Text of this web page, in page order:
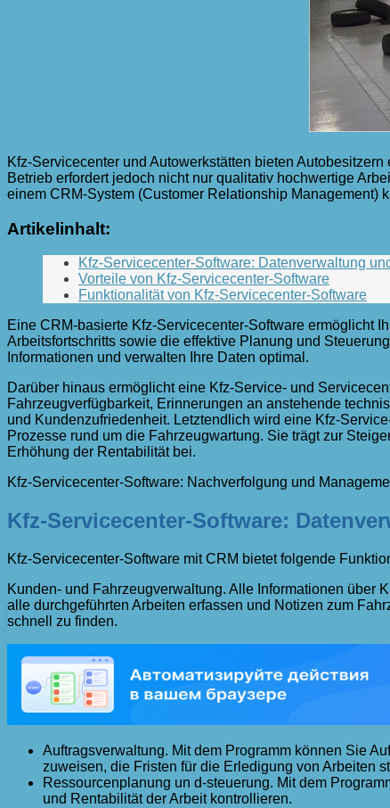
Kfz-Servicecenter und Autowerkstätten bieten
Betrieb erfordert jedoch nicht nur qualitativ hochwertige
einem CRM-System (Customer Relationship Management)
Artikelinhalt:
Kfz-Servicecenter-Software: Datenverwaltung
Vorteile von Kfz-Servicecenter-Software
Funktionalität von Kfz-Servicecenter-Software
Eine CRM-basierte Kfz-Servicecenter-Software ermöglicht
Arbeitsfortschritts sowie die effektive Planung und
Informationen und verwalten Ihre Daten optimal.
Darüber hinaus ermöglicht eine Kfz-Service- und
Fahrzeugverfügbarkeit, Erinnerungen an anstehende
und Kundenzufriedenheit. Letztendlich wird eine Kfz-
Prozesse rund um die Fahrzeugwartung. Sie trägt zur
Erhöhung der Rentabilität bei.
Kfz-Servicecenter-Software: Nachverfolgung und
Kfz-Servicecenter-Software:
Kfz-Servicecenter-Software mit CRM bietet folgende
Kunden- und Fahrzeugverwaltung. Alle Informationen über
alle durchgeführten Arbeiten erfassen und Notizen zum
schnell zu finden.
Auftragsverwaltung. Mit dem Programm können Sie
zuweisen, die Fristen für die Erledigung von Arbeiten
Ressourcenplanung un d-steuerung. Mit dem
und Rentabilität der Arbeit kontrollieren.